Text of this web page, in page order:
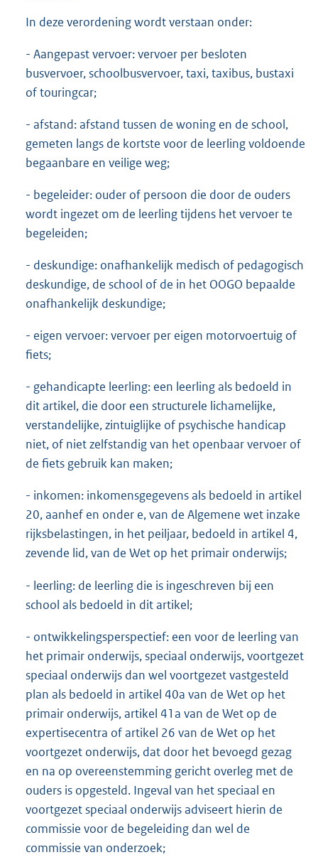
In deze verordening wordt verstaan onder:
- Aangepast vervoer: vervoer per besloten
busvervoer, schoolbusvervoer, taxi, taxibus, bustaxi
of touringcar;
- afstand: afstand tussen de woning en de school,
gemeten langs de kortste voor de leerling voldoende
begaanbare en veilige weg;
- begeleider: ouder of persoon die door de ouders
wordt ingezet om de leerling tijdens het vervoer te
begeleiden;
- deskundige: onafhankelijk medisch of pedagogisch
deskundige, de school of de in het OOGO bepaalde
onafhankelijk deskundige;
- eigen vervoer: vervoer per eigen motorvoertuig of
fiets;
- gehandicapte leerling: een leerling als bedoeld in
dit artikel, die door een structurele lichamelijke,
verstandelijke, zintuiglijke of psychische handicap
niet, of niet zelfstandig van het openbaar vervoer of
de fiets gebruik kan maken;
- inkomen: inkomensgegevens als bedoeld in artikel
20, aanhef en onder e, van de Algemene wet inzake
rijksbelastingen, in het peiljaar, bedoeld in artikel 4,
zevende lid, van de Wet op het primair onderwijs;
- leerling: de leerling die is ingeschreven bij een
school als bedoeld in dit artikel;
- ontwikkelingsperspectief: een voor de leerling van
het primair onderwijs, speciaal onderwijs, voortgezet
speciaal onderwijs dan wel voortgezet vastgesteld
plan als bedoeld in artikel 40a van de Wet op het
primair onderwijs, artikel 41a van de Wet op de
expertisecentra of artikel 26 van de Wet op het
voortgezet onderwijs, dat door het bevoegd gezag
en na op overeenstemming gericht overleg met de
ouders is opgesteld. Ingeval van het speciaal en
voortgezet speciaal onderwijs adviseert hierin de
commissie voor de begeleiding dan wel de
commissie van onderzoek;